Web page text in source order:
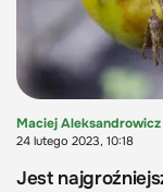
Maciej Aleksandrowicz
24 lutego 2023, 10:18
Jest